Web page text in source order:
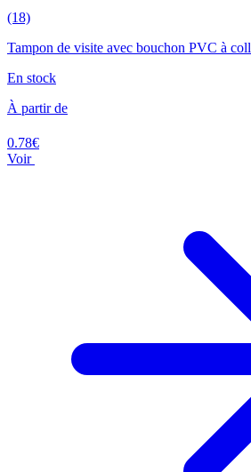
(18)
Tampon de visite avec bouchon PVC à
En stock
À partir de
0.78€
Voir